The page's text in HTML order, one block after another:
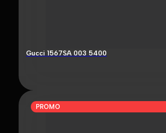
Gucci 1567SA 003 5400
PROMO